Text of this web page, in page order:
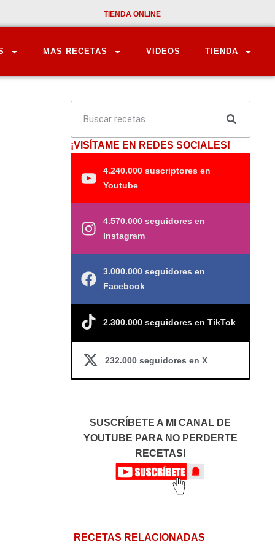
TIENDA ONLINE
MAS RECETAS VIDEOS TIENDA
¡VISÍTAME EN REDES SOCIALES!
4.240.000 suscriptores en
Youtube
4.570.000 seguidores en
Instagram
3.000.000 seguidores en
Facebook
2.300.000 seguidores en TikTok
232.000 seguidores en X
SUSCRÍBETE A MI CANAL DE
YOUTUBE PARA NO PERDERTE
RECETAS!
RECETAS RELACIONADAS